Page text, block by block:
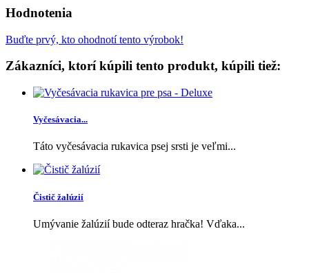
Hodnotenia
Buďte prvý, kto ohodnotí tento výrobok!
Zákazníci, ktorí kúpili tento produkt, kúpili tiež:
Vyčesávacia...
Táto vyčesávacia rukavica psej srsti je veľmi...
Čistič žalúzií
Umývanie žalúzií bude odteraz hračka! Vďaka...